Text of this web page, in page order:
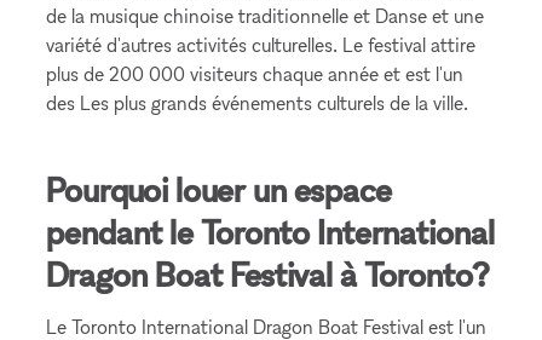
de la musique chinoise traditionnelle et Danse et une
variété d'autres activités culturelles. Le festival attire
plus de 200 000 visiteurs chaque année et est l'un
des Les plus grands événements culturels de la ville.
Pourquoi louer un espace
pendant le Toronto International
Dragon Boat Festival à Toronto?
Le Toronto International Dragon Boat Festival est l'un